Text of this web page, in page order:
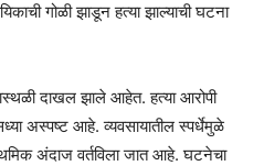
गोळी झाडून हत्या झाल्याची घटना
दाखल झाले आहेत. हत्या आरोपी
अस्पष्ट आहे. व्यवसायातील स्पर्धेमुळे
अंदाज वर्तविला जात आहे. घटनेचा